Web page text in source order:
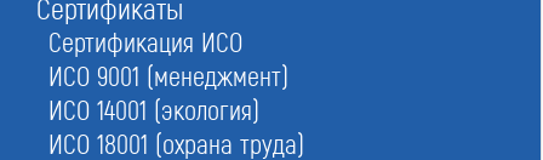
Сертификаты
Сертификация ИСО
ИСО 9001 (менеджмент)
ИСО 14001 (экология)
ИСО 18001 (охрана труда)
Строителей